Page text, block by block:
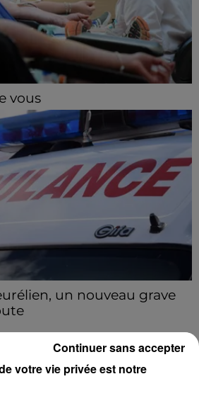
vous
restent en tension en Eure-et-
créneaux à réserver.
un nouveau grave
votre vie privée est notre
Continuer sans accepter